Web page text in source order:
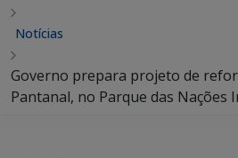
Notícias
Governo prepara projeto de
Pantanal, no Parque das Nações